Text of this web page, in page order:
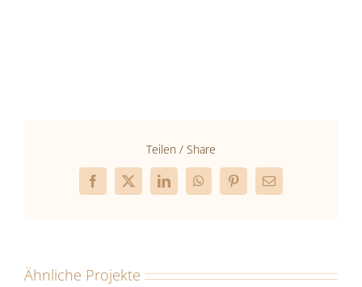
Teilen / Share
Facebook
X LinkedInWhatsAppPinterest
E-
Mail
Ähnliche Projekte